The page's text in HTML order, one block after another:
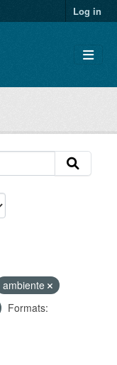
Log in
ambiente
Formats: